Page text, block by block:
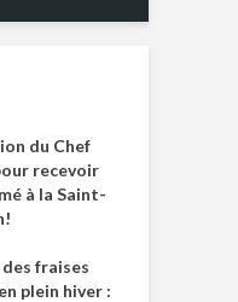
du Chef
recevoir
à la Saint-
fraises
plein hiver :